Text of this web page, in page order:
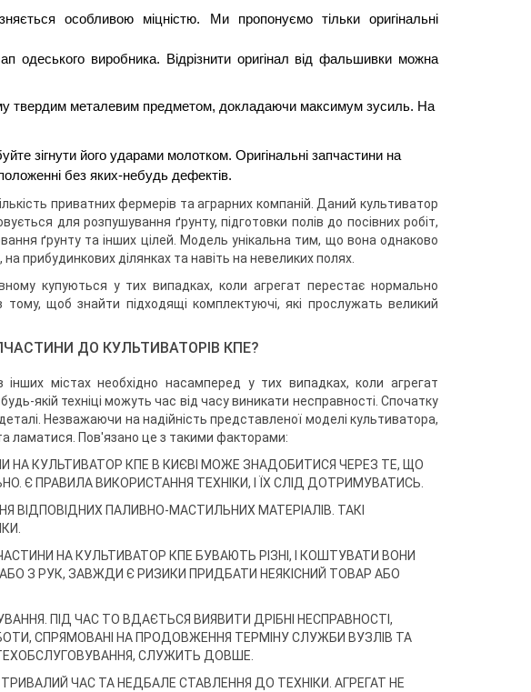
особливою міцністю. Ми пропонуємо тільки оригінальні
одеського виробника. Відрізнити оригінал від фальшивки можна
твердим металевим предметом, докладаючи максимум зусиль. На
зігнути його ударами молотком. Оригінальні запчастини на
без яких-небудь дефектів.
приватних фермерів та аграрних компаній. Даний культиватор
для розпушування ґрунту, підготовки полів до посівних робіт,
ґрунту та інших цілей. Модель унікальна тим, що вона однаково
прибудинкових ділянках та навіть на невеликих полях.
купуються у тих випадках, коли агрегат перестає нормально
щоб знайти підходящі комплектуючі, які прослужать великий
ДО КУЛЬТИВАТОРІВ КПЕ?
містах необхідно насамперед у тих випадках, коли агрегат
якій техніці можуть час від часу виникати несправності. Спочатку
Незважаючи на надійність представленої моделі культиватора,
ламатися. Пов'язано це з такими факторами:
НА КУЛЬТИВАТОР КПЕ В КИЄВІ МОЖЕ ЗНАДОБИТИСЯ ЧЕРЕЗ ТЕ, ЩО
Є ПРАВИЛА ВИКОРИСТАННЯ ТЕХНІКИ, І ЇХ СЛІД ДОТРИМУВАТИСЬ.
ПАЛИВНО-МАСТИЛЬНИХ МАТЕРІАЛІВ. ТАКІ
НА КУЛЬТИВАТОР КПЕ БУВАЮТЬ РІЗНІ, І КОШТУВАТИ ВОНИ
З РУК, ЗАВЖДИ Є РИЗИКИ ПРИДБАТИ НЕЯКІСНИЙ ТОВАР АБО
ПІД ЧАС ТО ВДАЄТЬСЯ ВИЯВИТИ ДРІБНІ НЕСПРАВНОСТІ,
СПРЯМОВАНІ НА ПРОДОВЖЕННЯ ТЕРМІНУ СЛУЖБИ ВУЗЛІВ ТА
СЛУЖИТЬ ДОВШЕ.
ЧАС ТА НЕДБАЛЕ СТАВЛЕННЯ ДО ТЕХНІКИ. АГРЕГАТ НЕ